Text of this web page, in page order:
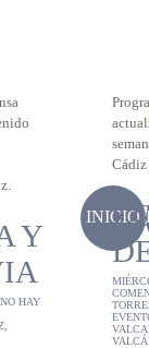
INICIO
Y
NO HAY
Cádiz